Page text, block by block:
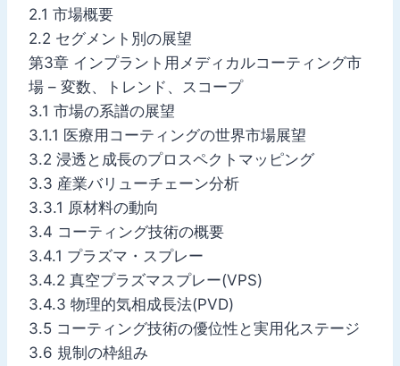
2.1 市場概要
2.2 セグメント別の展望
第3章 インプラント用メディカルコーティング市
場 – 変数、トレンド、スコープ
3.1 市場の系譜の展望
3.1.1 医療用コーティングの世界市場展望
3.2 浸透と成長のプロスペクトマッピング
3.3 産業バリューチェーン分析
3.3.1 原材料の動向
3.4 コーティング技術の概要
3.4.1 プラズマ・スプレー
3.4.2 真空プラズマスプレー(VPS)
3.4.3 物理的気相成長法(PVD)
3.5 コーティング技術の優位性と実用化ステージ
3.6 規制の枠組み